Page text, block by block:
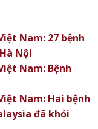
Nam: 27 bệnh
Nội
Nam: Bệnh
Nam: Hai bệnh
đã khỏi